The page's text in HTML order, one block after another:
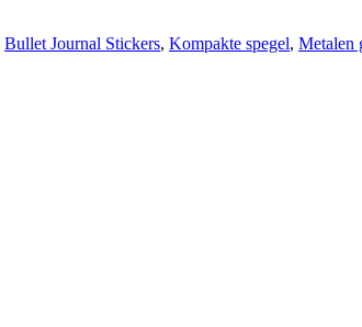
Bullet Journal Stickers, Kompakte spegel, Metalen